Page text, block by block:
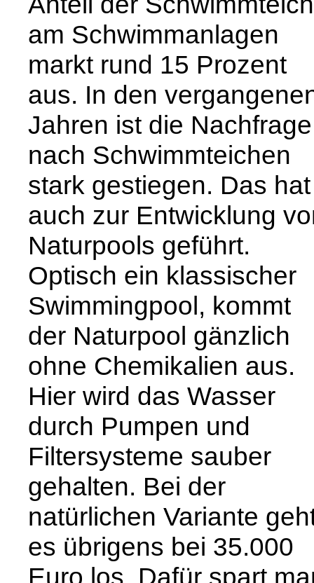
am Schwimmanlagen
markt rund 15 Prozent
aus. In den
Jahren ist die Nachfrage
nach Schwimmteichen
stark gestiegen. Das hat
auch zur Entwicklung
Naturpools geführt.
Optisch ein klassischer
Swimmingpool, kommt
der Naturpool gänzlich
ohne Chemikalien aus.
Hier wird das Wasser
durch Pumpen und
Filtersysteme sauber
gehalten. Bei der
natürlichen Variante
es übrigens bei 35.000
Euro los. Dafür spart